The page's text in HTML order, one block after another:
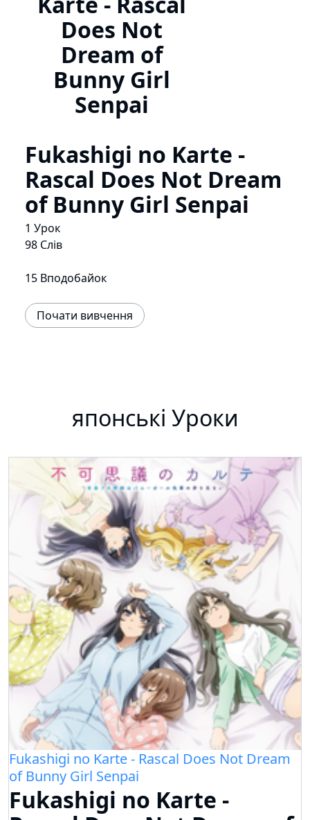
Does Not
Dream of
Bunny Girl
Senpai
Fukashigi no Karte -
Rascal Does Not Dream
of Bunny Girl Senpai
1 Урок
98 Слів
15 Вподобайок
Почати вивчення
японські Уроки
Fukashigi no Karte - Rascal Does Not Dream
of Bunny Girl Senpai
Fukashigi no Karte -